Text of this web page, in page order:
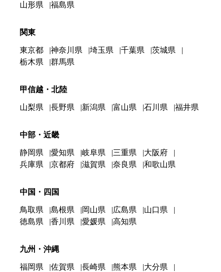
山形県
福島県
関東
東京都 神奈川県 埼玉県 千葉県
茨城県
栃木県
群馬県
甲信越・北陸
山梨県 長野県 新潟県 富山県 石川県 福井県
中部・近畿
静岡県 愛知県 岐阜県 三重県
大阪府
兵庫県
京都府 滋賀県 奈良県 和歌山県
中国・四国
鳥取県 島根県 岡山県 広島県
山口県
徳島県
香川県 愛媛県 高知県
九州・沖縄
福岡県 佐賀県 長崎県 熊本県
大分県